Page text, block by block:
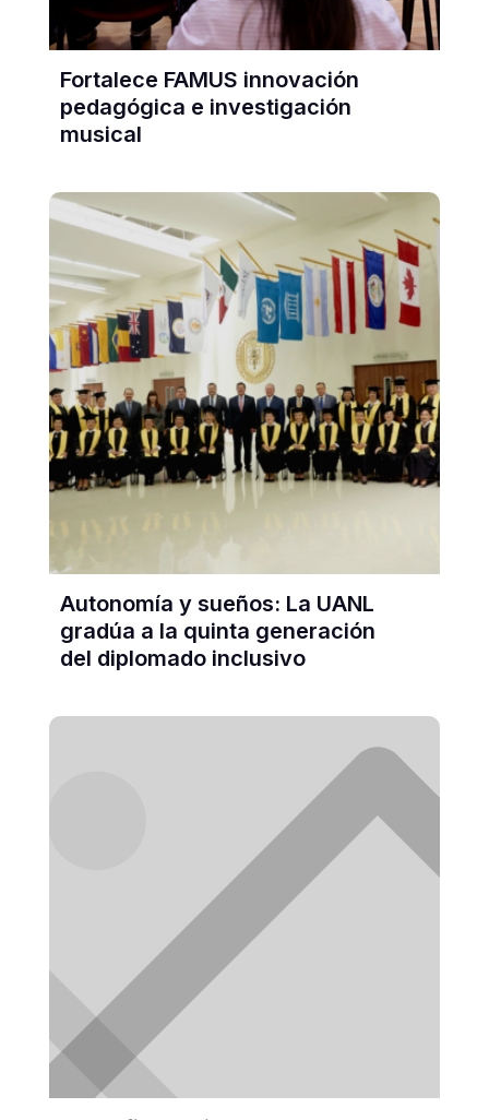
Fortalece FAMUS innovación
pedagógica e investigación
musical
Autonomía y sueños: La UANL
gradúa a la quinta generación
del diplomado inclusivo